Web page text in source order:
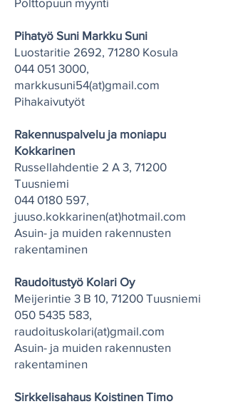
Pihatyö Suni Markku Suni
Luostaritie 2692, 71280 Kosula
044 051 3000,
markkusuni54(at)gmail.com
Pihakaivutyöt
Rakennuspalvelu ja moniapu
Kokkarinen
Russellahdentie 2 A 3, 71200
Tuusniemi
044 0180 597,
juuso.kokkarinen(at)hotmail.com
Asuin- ja muiden rakennusten
rakentaminen
Raudoitustyö Kolari Oy
Meijerintie 3 B 10, 71200 Tuusniemi
050 5435 583,
raudoituskolari(at)gmail.com
Asuin- ja muiden rakennusten
rakentaminen
Sirkkelisahaus Koistinen Timo